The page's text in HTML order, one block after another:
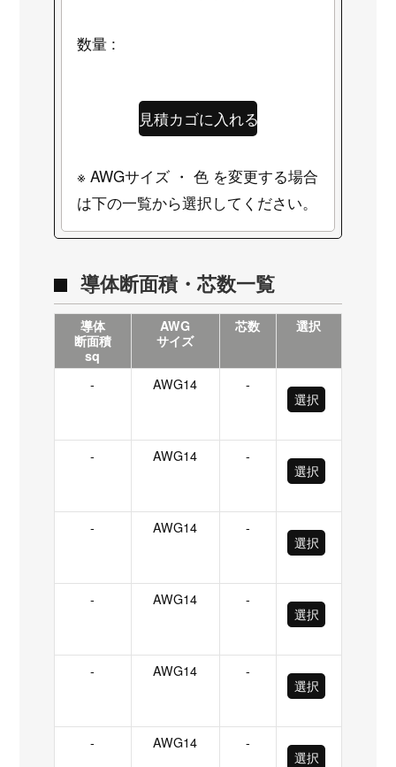
数量 :
※ AWGサイズ ・ 色 を変更する場合
は下の一覧から選択してください。
導体断面積・芯数一覧
導体
断面積
sq
AWG
サイズ
芯数 選択
- AWG14
-
選択
- AWG14
-
選択
- AWG14
-
選択
- AWG14
-
選択
- AWG14
-
選択
- AWG14
-
選択